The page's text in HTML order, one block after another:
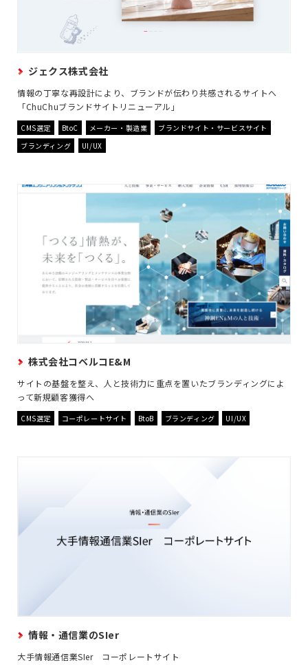
ジェクス株式会社
情報の丁寧な再設計により、ブランドが伝わり共感されるサイトへ
「ChuChuブランドサイトリニューアル」
CMS選定 BtoC メーカー・製造業
ブランドサイト・サービスサイト
ブランディング
UI/UX
株式会社コベルコE&M
サイトの基盤を整え、人と技術力に重点を置いたブランディングによ
って新規顧客獲得へ
CMS選定 コーポレートサイト BtoB ブランディング UI/UX
情報・通信業のSIer
大手情報通信業SIer コーポレートサイト